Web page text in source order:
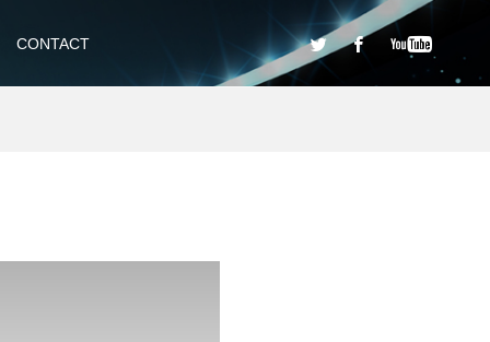
CONTACT